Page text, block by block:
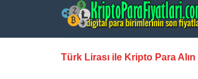
Türk Lirası ile Kripto Para